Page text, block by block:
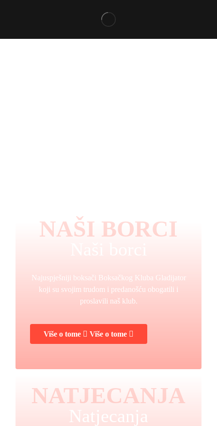
NAŠI BORCI
Najuspješniji boksači Boksačkog Kluba Gladijator
koji su svojim trudom i predanošću obogatili i
proslavili naš klub.
Više o tome Više o tome
NATJECANJA
Natjecanja